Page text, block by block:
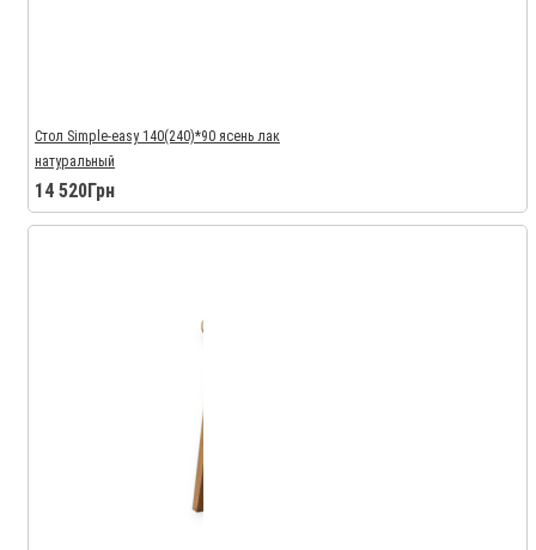
Стол Simple-easy 140(240)*90 ясень лак
натуральный
14 520Грн